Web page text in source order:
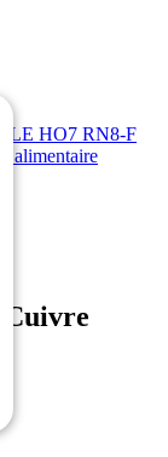
HO7 RN8-F
- alimentaire
Cuivre